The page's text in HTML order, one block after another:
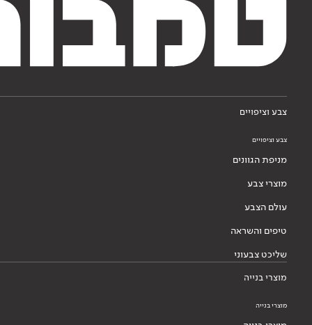
צבע וציפויים
צבע וציפויים
מניפת הגוונים
מוצרי צבע
עולם הצבע
טיפים והשראה
שליכט צבעוני
מוצרי בנייה
מוצרי בנייה